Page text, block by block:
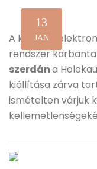
13
JAN
A környék
rendszer
szerdána
kiállítása zárva
ismételten várjuk